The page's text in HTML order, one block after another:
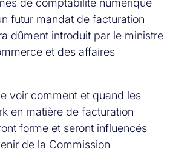
de comptabilité numérique
futur mandat de facturation
dûment introduit par le ministre
et des affaires
voir comment et quand les
en matière de facturation
forme et seront influencés
de la Commission